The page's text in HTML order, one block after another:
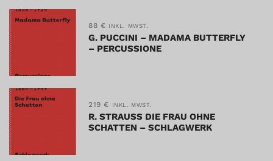
88 € INKL. MWST.
G. PUCCINI – MADAMA BUTTERFLY
– PERCUSSIONE
219 € INKL. MWST.
R. STRAUSS DIE FRAU OHNE
SCHATTEN – SCHLAGWERK